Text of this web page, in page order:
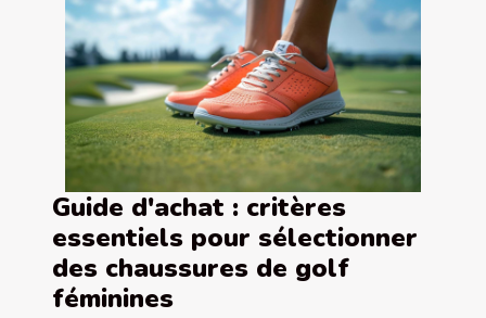
Guide d'achat : critères
essentiels pour sélectionner
des chaussures de golf
féminines